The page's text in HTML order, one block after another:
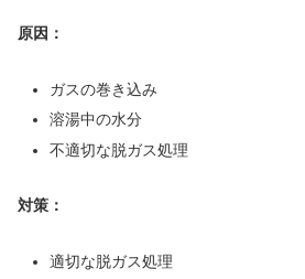
原因：
ガスの巻き込み
溶湯中の水分
不適切な脱ガス処理
対策：
適切な脱ガス処理